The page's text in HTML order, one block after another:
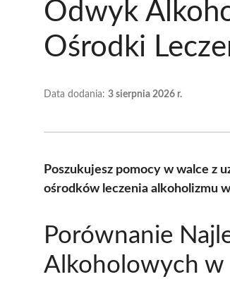
Odwyk
Ośrodki
Data dodania: 3 sierpnia 2026 r.
Poszukujesz pomocy w walce z
ośrodków leczenia alkoholizmu
Porównanie
Alkoholowych w